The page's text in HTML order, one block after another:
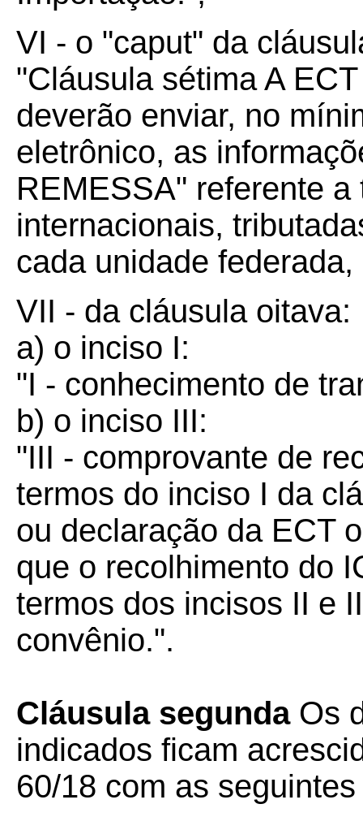
VI - o "caput" da
"Cláusula sétima A
deverão enviar, no
eletrônico, as
REMESSA" referente
internacionais,
cada unidade
VII - da cláusula oitava:
a) o inciso I:
"I - conhecimento de
b) o inciso III:
"III - comprovante de
termos do inciso I da
ou declaração da ECT
que o recolhimento do
termos dos incisos II e
convênio.".
Cláusula segundaOs
indicados ficam
60/18 com as